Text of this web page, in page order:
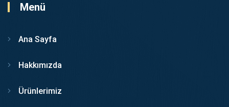
Menü
Ana Sayfa
Hakkımızda
Ürünlerimiz